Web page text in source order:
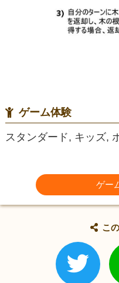
ゲーム体験
スタンダード, キッズ,
ゲー
こ